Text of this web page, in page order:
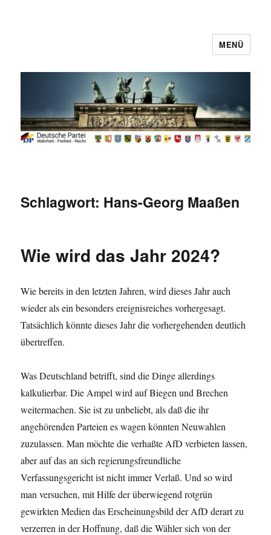
MENÜ
Schlagwort: Hans-Georg Maaßen
Wie wird das Jahr 2024?
Wie bereits in den letzten Jahren, wird dieses Jahr auch
wieder als ein besonders ereignisreiches vorhergesagt.
Tatsächlich könnte dieses Jahr die vorhergehenden deutlich
übertreffen.
Was Deutschland betrifft, sind die Dinge allerdings
kalkulierbar. Die Ampel wird auf Biegen und Brechen
weitermachen. Sie ist zu unbeliebt, als daß die ihr
angehörenden Parteien es wagen könnten Neuwahlen
zuzulassen. Man möchte die verhaßte AfD verbieten lassen,
aber auf das an sich regierungsfreundliche
Verfassungsgericht ist nicht immer Verlaß. Und so wird
man versuchen, mit Hilfe der überwiegend rotgrün
gewirkten Medien das Erscheinungsbild der AfD derart zu
verzerren in der Hoffnung, daß die Wähler sich von der